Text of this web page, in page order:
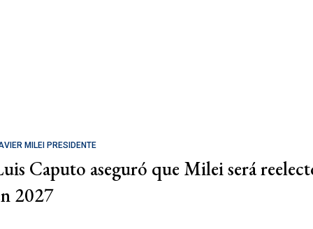
MILEI PRESIDENTE
Caputo aseguró que Milei será
2027